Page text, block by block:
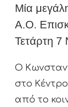
Μία
Α.Ο.
Τετάρτη 7
Ο
στο
από το